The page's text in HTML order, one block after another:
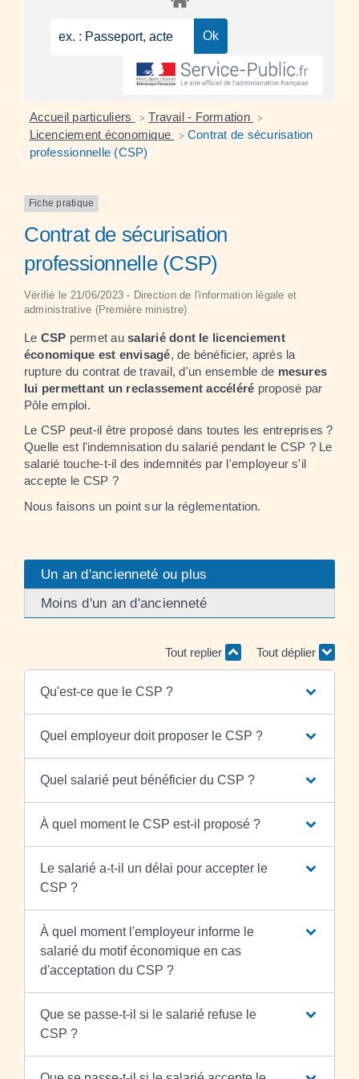
Accueil particuliers > Travail - Formation >
Licenciement économique > Contrat de sécurisation
professionnelle (CSP)
Fiche pratique
Contrat de sécurisation
professionnelle (CSP)
Vérifié le 21/06/2023 - Direction de l'information légale et
administrative (Première ministre)
Le CSP permet ausalarié dont le licenciement
économique est envisagé, de bénéficier, après la
rupture du contrat de travail, d'un ensemble de mesures
lui permettant un reclassement accéléré proposé par
Pôle emploi.
Le CSP peut-il être proposé dans toutes les entreprises ?
Quelle est l'indemnisation du salarié pendant le CSP ? Le
salarié touche-t-il des indemnités par l'employeur s'il
accepte le CSP ?
Nous faisons un point sur la réglementation.
Un an d'ancienneté ou plus
Moins d'un an d'ancienneté
Tout replier Tout déplier
Qu'est-ce que le CSP ?
Quel employeur doit proposer le CSP ?
Quel salarié peut bénéficier du CSP ?
À quel moment le CSP est-il proposé ?
Le salarié a-t-il un délai pour accepter le
CSP ?
À quel moment l'employeur informe le
salarié du motif économique en cas
d'acceptation du CSP ?
Que se passe-t-il si le salarié refuse le
CSP ?